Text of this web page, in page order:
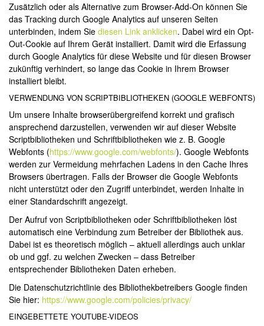
Zusätzlich oder als Alternative zum Browser-Add-On können Sie
das Tracking durch Google Analytics auf unseren Seiten
unterbinden, indem Sie diesen Link anklicken. Dabei wird ein Opt-
Out-Cookie auf Ihrem Gerät installiert. Damit wird die Erfassung
durch Google Analytics für diese Website und für diesen Browser
zukünftig verhindert, so lange das Cookie in Ihrem Browser
installiert bleibt.
VERWENDUNG VON SCRIPTBIBLIOTHEKEN (GOOGLE WEBFONTS)
Um unsere Inhalte browserübergreifend korrekt und grafisch
ansprechend darzustellen, verwenden wir auf dieser Website
Scriptbibliotheken und Schriftbibliotheken wie z. B. Google
Webfonts (https://www.google.com/webfonts/). Google Webfonts
werden zur Vermeidung mehrfachen Ladens in den Cache Ihres
Browsers übertragen. Falls der Browser die Google Webfonts
nicht unterstützt oder den Zugriff unterbindet, werden Inhalte in
einer Standardschrift angezeigt.
Der Aufruf von Scriptbibliotheken oder Schriftbibliotheken löst
automatisch eine Verbindung zum Betreiber der Bibliothek aus.
Dabei ist es theoretisch möglich – aktuell allerdings auch unklar
ob und ggf. zu welchen Zwecken – dass Betreiber
entsprechender Bibliotheken Daten erheben.
Die Datenschutzrichtlinie des Bibliothekbetreibers Google finden
Sie hier: https://www.google.com/policies/privacy/
EINGEBETTETE YOUTUBE-VIDEOS